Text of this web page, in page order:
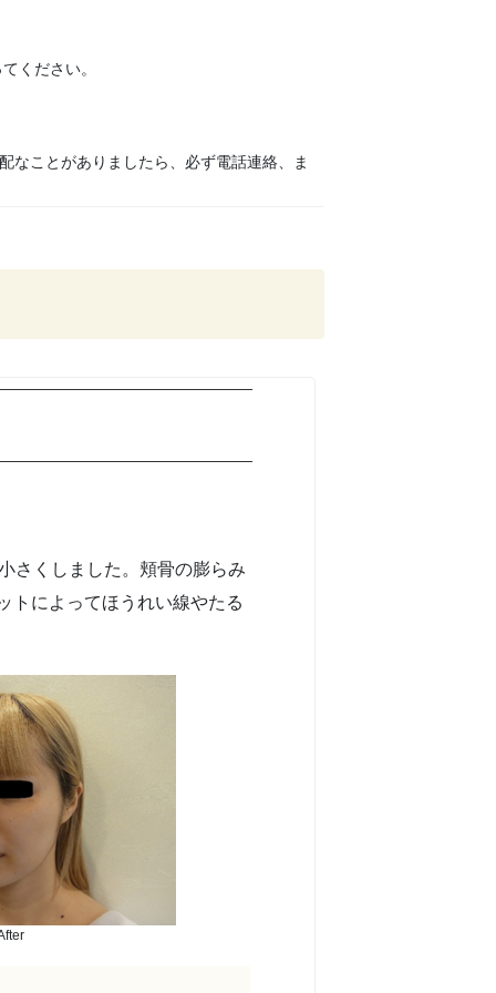
ください。
ことがありましたら、必ず電話連絡、ま
さくしました。頬骨の膨らみ
トによってほうれい線やたる